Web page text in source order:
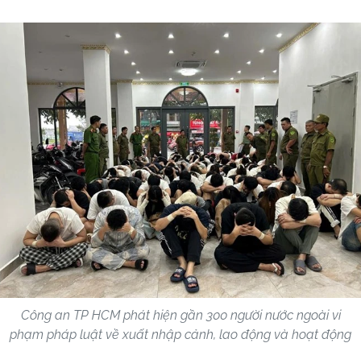
Công an TP HCM phát hiện gần 300 người nước ngoài vi
phạm pháp luật về xuất nhập cảnh, lao động và hoạt động